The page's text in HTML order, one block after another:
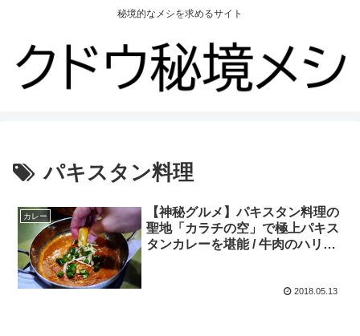
秘境的なメシを求めるサイト
パキスタン料理
カレー
【神秘グルメ】パキスタン料理の
聖地「カラチの空」で極上パキス
タンカレーを堪能 / 牛肉のハリー
2018.05.13